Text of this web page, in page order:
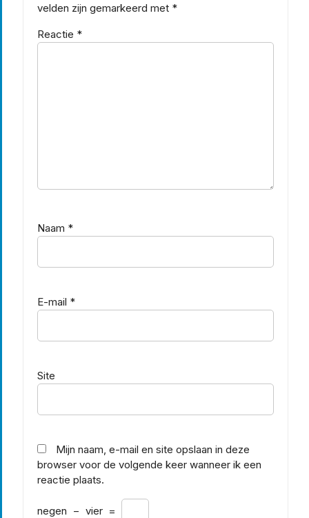
velden zijn gemarkeerd met *
Reactie *
Naam *
E-mail *
Site
Mijn naam, e-mail en site opslaan in deze
browser voor de volgende keer wanneer ik een
reactie plaats.
negen − vier =